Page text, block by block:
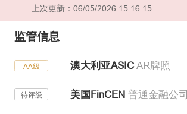
上次更新：06/05/2026 15:16:15
监管信息
AA级 澳大利亚ASICAR牌照
待评级 美国FinCEN 普通金融公司